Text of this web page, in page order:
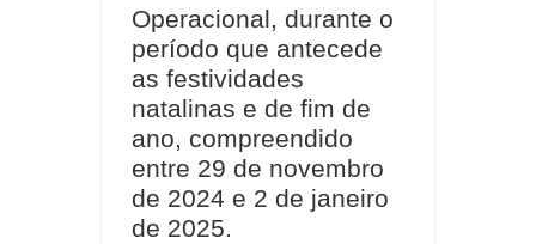
Operacional, durante o
período que antecede
as festividades
natalinas e de fim de
ano, compreendido
entre 29 de novembro
de 2024 e 2 de janeiro
de 2025.